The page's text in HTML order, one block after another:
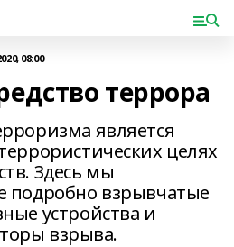
08:00
террора
является
целях
Здесь мы
подробно взрывчатые
устройства и
взрыва.